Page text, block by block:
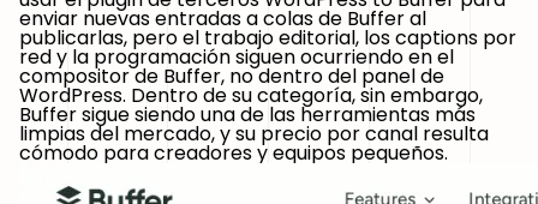
enviar nuevas entradas a colas de Buffer al
publicarlas, pero el trabajo editorial, los captions por
red y la programación siguen ocurriendo en el
compositor de Buffer, no dentro del panel de
WordPress. Dentro de su categoría, sin embargo,
Buffer sigue siendo una de las herramientas más
limpias del mercado, y su precio por canal resulta
cómodo para creadores y equipos pequeños.